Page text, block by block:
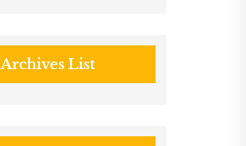
Archives List